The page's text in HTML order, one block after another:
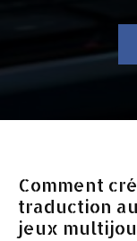
Comment
traduction
jeux